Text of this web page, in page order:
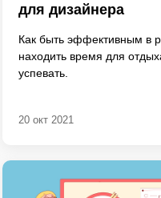
для дизайнера
Как быть эффективным в
находить время для
успевать.
20 окт 2021